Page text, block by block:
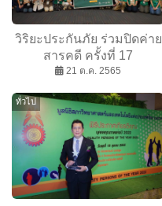
วิริยะประกันภัย ร่วมปิดค่าย
สารคดี ครั้งที่ 17
21 ต.ค. 2565
ทั่วไป